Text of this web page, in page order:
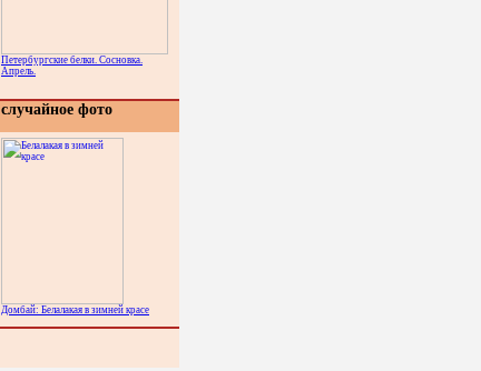
Петербургские белки. Сосновка.
Апрель.
случайное фото
Домбай: Белалакая в зимней красе